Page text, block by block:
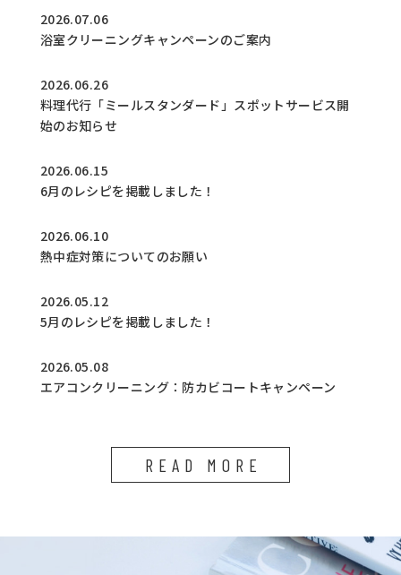
2026.07.06
浴室クリーニングキャンペーンのご案内
2026.06.26
料理代行「ミールスタンダード」スポットサービス開
始のお知らせ
2026.06.15
6月のレシピを掲載しました！
2026.06.10
熱中症対策についてのお願い
2026.05.12
5月のレシピを掲載しました！
2026.05.08
エアコンクリーニング：防カビコートキャンペーン
READ MORE